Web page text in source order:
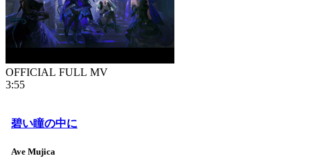
OFFICIAL FULL MV
3:55
碧い瞳の中に
Ave Mujica